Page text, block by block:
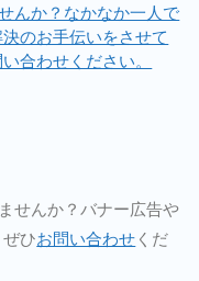
んか？なかなか一人で
のお手伝いをさせて
合わせください。
せんか？バナー広告や
ひお問い合わせ くだ